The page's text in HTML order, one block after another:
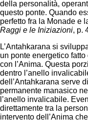
della personalità,
questo ponte. Quando
perfetto fra la Monade e
Raggi e le Iniziazioni, p.
L’Antahkarana si
un ponte energetico
con l’Anima. Questa
dentro l’anello
dell’Antahkarana serve
permanente manasico
l’anello invalicabile.
direttamente tra la
intervento dell’Anima